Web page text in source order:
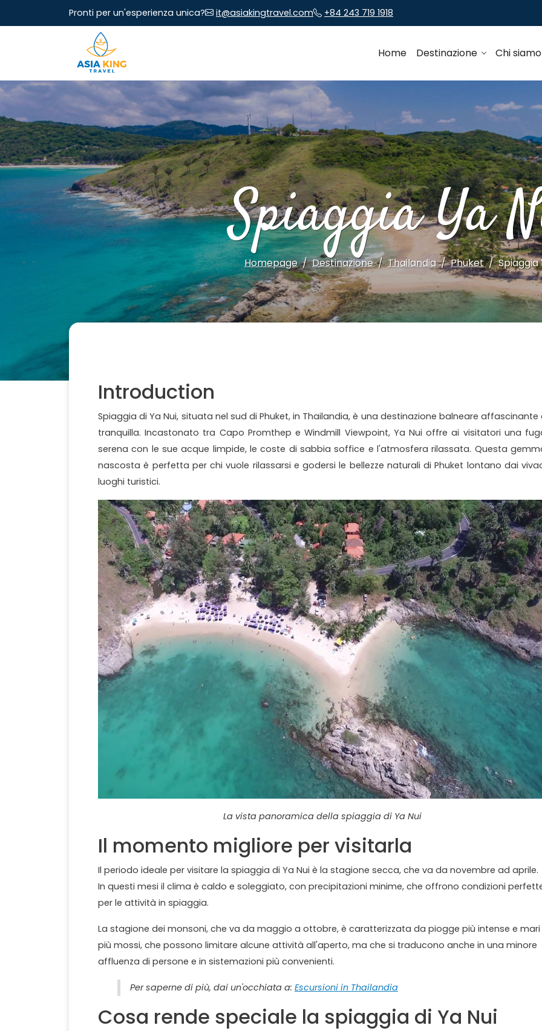
Pronti per un'esperienza unica? it@asiakingtravel.com +84 243 719 1918
Home Destinazione Chi
Spiaggia Ya
Homepage Destinazione Thailandia Phuket Spiaggia
Introduction
Spiaggia di Ya Nui, situata nel sud di Phuket, in Thailandia, è una destinazione balneare affascinante
tranquilla. Incastonato tra Capo Promthep e Windmill Viewpoint, Ya Nui offre ai visitatori una
serena con le sue acque limpide, le coste di sabbia soffice e l'atmosfera rilassata. Questa
nascosta è perfetta per chi vuole rilassarsi e godersi le bellezze naturali di Phuket lontano dai
luoghi turistici.
La vista panoramica della spiaggia di Ya Nui
Il momento migliore per visitarla
Il periodo ideale per visitare la spiaggia di Ya Nui è la stagione secca, che va da novembre ad aprile.
In questi mesi il clima è caldo e soleggiato, con precipitazioni minime, che offrono condizioni
per le attività in spiaggia.
La stagione dei monsoni, che va da maggio a ottobre, è caratterizzata da piogge più intense e mari
più mossi, che possono limitare alcune attività all'aperto, ma che si traducono anche in una minore
affluenza di persone e in sistemazioni più convenienti.
Per saperne di più, dai un'occhiata a: Escursioni in Thailandia
Cosa rende speciale la spiaggia di Ya Nui